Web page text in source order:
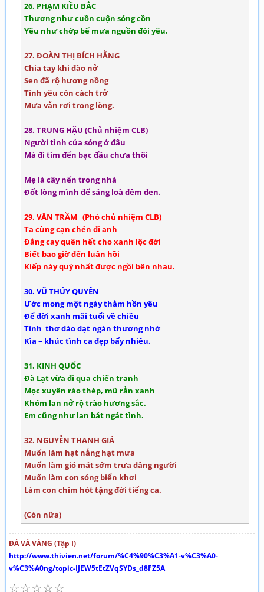
26. PHẠM KIỀU BẮC
Thương như cuồn cuộn sóng cồn
Yêu như chớp bể mưa nguồn đòi yêu.
27. ĐOÀN THỊ BÍCH HẰNG
Chia tay khi đào nở
Sen đã rộ hương nồng
Tình yêu còn cách trở
Mưa vẫn rơi trong lòng.
28. TRUNG HẬU (Chủ nhiệm CLB)
Người tình của sóng ở đâu
Mà đi tìm đến bạc đầu chưa thôi
Mẹ là cây nến trong nhà
Đốt lòng mình để sáng loà đêm đen.
29. VĂN TRẦM (Phó chủ nhiệm CLB)
Ta cùng cạn chén đi anh
Đắng cay quên hết cho xanh lộc đời
Biết bao giờ đến luân hồi
Kiếp này quý nhất được ngồi bên nhau.
30. VŨ THÚY QUYÊN
Ước mong một ngày thắm hồn yêu
Để đời xanh mãi tuổi về chiều
Tình thơ dào dạt ngàn thương nhớ
Kìa – khúc tình ca đẹp bấy nhiêu.
31. KINH QUỐC
Đà Lạt vừa đi qua chiến tranh
Mọc xuyên rào thép, mũ rằn xanh
Khóm lan nở rộ trào hương sắc.
Em cũng như lan bát ngát tình.
32. NGUYỄN THANH GIÁ
Muốn làm hạt nắng hạt mưa
Muốn làm gió mát sớm trưa dâng người
Muốn làm con sóng biển khơi
Làm con chim hót tặng đời tiếng ca.
(Còn nữa)
ĐÁ VÀ VÀNG (Tập I)
http://www.thivien.net/forum/%C4%90%C3%A1-v%C3%A0-
v%C3%A0ng/topic-IJEW5tEtZVqSYDs_d8FZ5A
☆
☆
☆
☆
☆